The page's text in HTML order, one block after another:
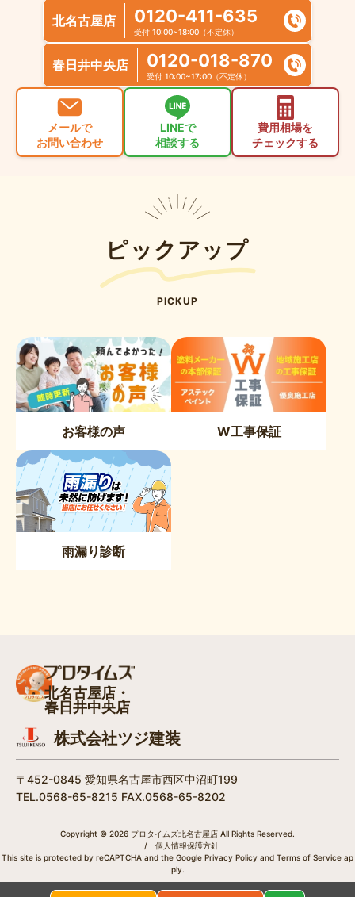
北名古屋店 0120-411-635
受付 10:00~18:00（不定休）
春日井中央店 0120-018-870
受付 10:00~17:00（不定休）
メールで
お問い合わせ
LINEで
相談する
費用相場を
チェックする
ピックアップ
PICKUP
お客様の声 W工事保証
雨漏り診断
北名古屋店・
春日井中央店
株式会社ツジ建装
〒452-0845 愛知県名古屋市西区中沼町199
TEL.0568-65-8215 FAX.0568-65-8202
Copyright © 2026 プロタイムズ北名古屋店 All Rights Reserved.
/
個人情報保護方針
This site is protected by reCAPTCHA and the Google Privacy Policy and Terms of Service ap
ply.